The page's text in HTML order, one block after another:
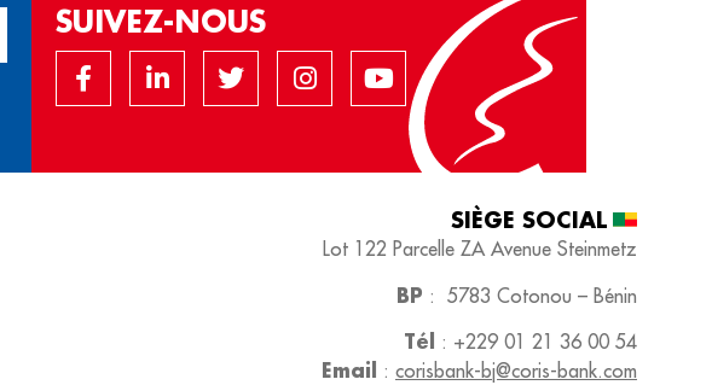
SUIVEZ-NOUS
SIÈGE SOCIAL​
Lot 122 Parcelle ZA Avenue Steinmetz
BP : 5783 Cotonou – Bénin
Tél : +229 01 21 36 00 54
Email : corisbank-bj@coris-bank.com